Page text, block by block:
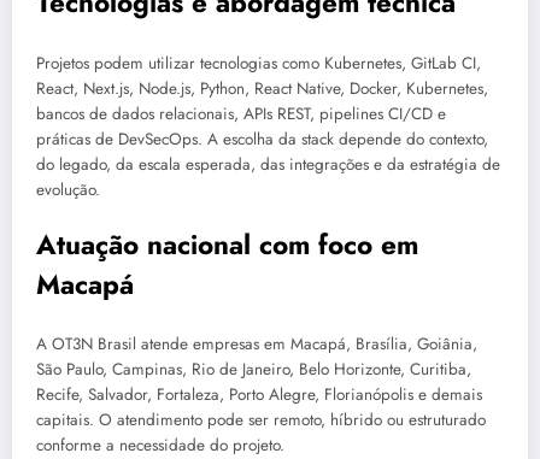
Projetos podem utilizar tecnologias como Kubernetes, GitLab CI,
React, Next.js, Node.js, Python, React Native, Docker, Kubernetes,
bancos de dados relacionais, APIs REST, pipelines CI/CD e
práticas de DevSecOps. A escolha da stack depende do contexto,
do legado, da escala esperada, das integrações e da estratégia de
evolução.
Atuação nacional com foco em
Macapá
A OT3N Brasil atende empresas em Macapá, Brasília, Goiânia,
São Paulo, Campinas, Rio de Janeiro, Belo Horizonte, Curitiba,
Recife, Salvador, Fortaleza, Porto Alegre, Florianópolis e demais
capitais. O atendimento pode ser remoto, híbrido ou estruturado
conforme a necessidade do projeto.